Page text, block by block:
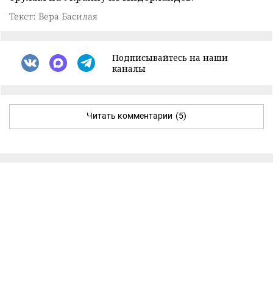
Текст: Вера Басилая
Подписывайтесь на наши
каналы
Читать комментарии (5)